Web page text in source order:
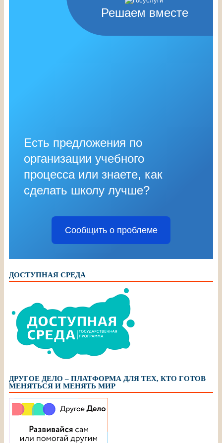
Решаем вместе
Есть предложения по
организации учебного
процесса или знаете, как
сделать школу лучше?
Сообщить о проблеме
ДОСТУПНАЯ СРЕДА
ДРУГОЕ ДЕЛО – ПЛАТФОРМА ДЛЯ ТЕХ, КТО ГОТОВ
МЕНЯТЬСЯ И МЕНЯТЬ МИР